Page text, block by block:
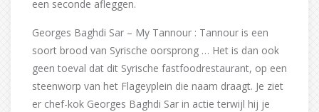
een seconde afleggen.
Georges Baghdi Sar – My Tannour : Tannour is een
soort brood van Syrische oorsprong … Het is dan ook
geen toeval dat dit Syrische fastfoodrestaurant, op een
steenworp van het Flageyplein die naam draagt. Je ziet
er chef-kok Georges Baghdi Sar in actie terwijl hij je